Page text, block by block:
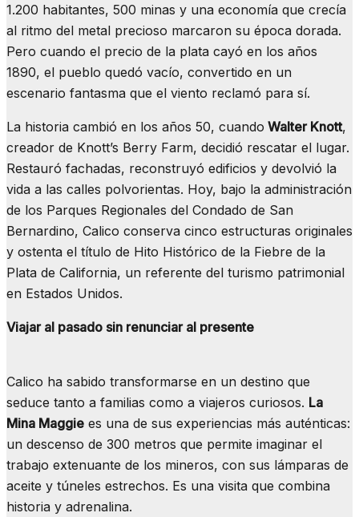
1.200 habitantes, 500 minas y una economía que crecía
al ritmo del metal precioso marcaron su época dorada.
Pero cuando el precio de la plata cayó en los años
1890, el pueblo quedó vacío, convertido en un
escenario fantasma que el viento reclamó para sí.
La historia cambió en los años 50, cuando Walter Knott,
creador de Knott’s Berry Farm, decidió rescatar el lugar.
Restauró fachadas, reconstruyó edificios y devolvió la
vida a las calles polvorientas. Hoy, bajo la administración
de los Parques Regionales del Condado de San
Bernardino, Calico conserva cinco estructuras originales
y ostenta el título de Hito Histórico de la Fiebre de la
Plata de California, un referente del turismo patrimonial
en Estados Unidos.
Viajar al pasado sin renunciar al presente
Calico ha sabido transformarse en un destino que
seduce tanto a familias como a viajeros curiosos. La
Mina Maggie es una de sus experiencias más auténticas:
un descenso de 300 metros que permite imaginar el
trabajo extenuante de los mineros, con sus lámparas de
aceite y túneles estrechos. Es una visita que combina
historia y adrenalina.